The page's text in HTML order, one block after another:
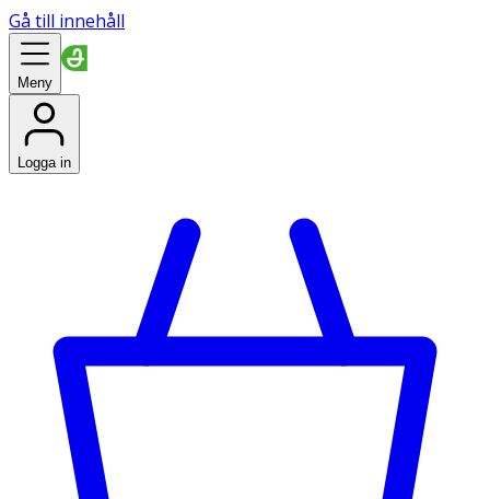
Gå till innehåll
Meny
Logga in